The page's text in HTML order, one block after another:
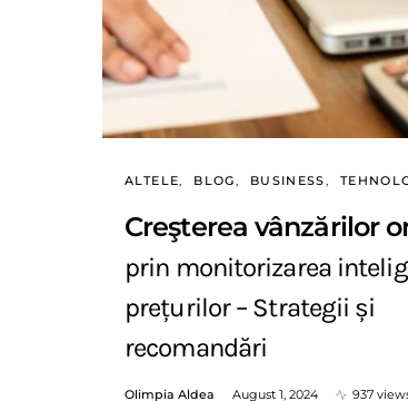
ALTELE BLOG BUSINESS
Creşterea vânzărilor
prin monitorizarea
prețurilor – Strategii și
recomandări
Olimpia Aldea August 1, 2024
937